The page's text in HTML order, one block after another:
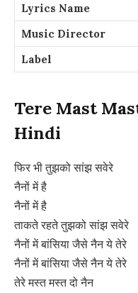
Lyrics Name
Music Director
Label
Tere Mast
Hindi
फिर भी तुझको सांझ सवेरे
नैनों में है
नैनों में है
ताकते रहते तुझको सांझ सवेरे
नैनों में बांसिया जैसे नैन ये तेरे
नैनों में बांसिया जैसे नैन ये तेरे
तेरे मस्त मस्त दो नैन